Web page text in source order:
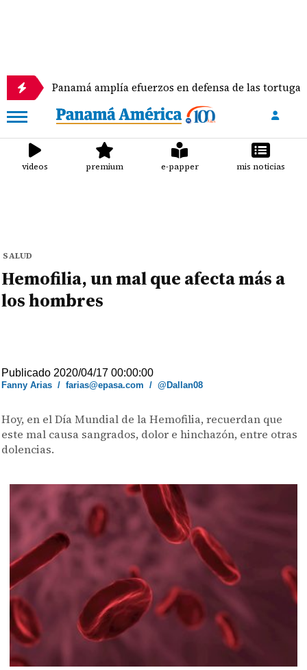
amplía efuerzos en defensa de las tortugas marinas
videos premium e-papper mis noticias
SALUD
Hemofilia, un mal que afecta más a
los hombres
Publicado 2020/04/17 00:00:00
Fanny Arias /farias@epasa.com /@Dallan08
Hoy, en el Día Mundial de la Hemofilia, recuerdan que
este mal causa sangrados, dolor e hinchazón, entre otras
dolencias.